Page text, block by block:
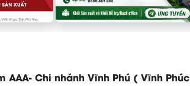
AAA- Chi nhánh Vĩnh Phú ( Vĩnh